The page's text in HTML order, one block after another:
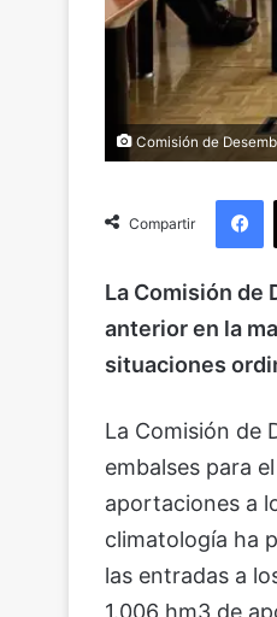
Comisión de
Compartir
La Comisión de
anterior en la
situaciones
La Comisión de
embalses para
aportaciones a
climatología ha
las entradas a
1.006 hm3 de